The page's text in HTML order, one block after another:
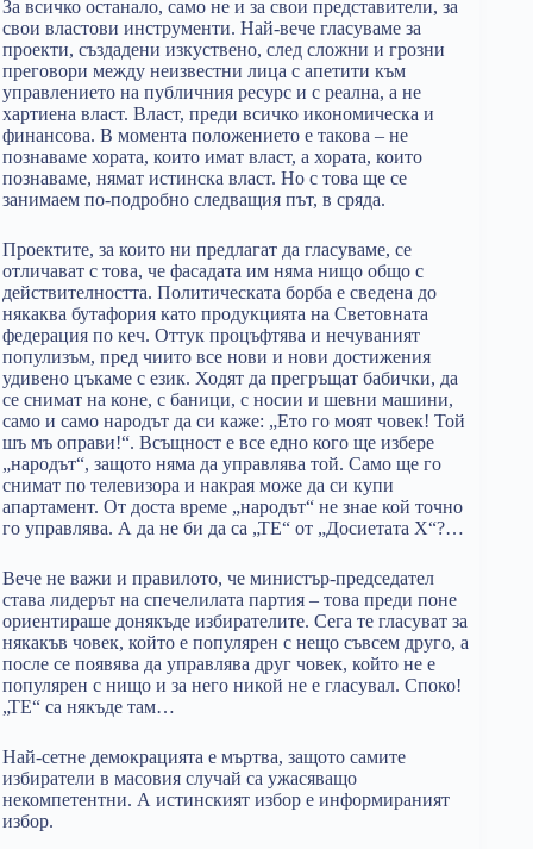
За всичко останало, само не и за свои представители, за
свои властови инструменти. Най-вече гласуваме за
проекти, създадени изкуствено, след сложни и грозни
преговори между неизвестни лица с апетити към
управлението на публичния ресурс и с реална, а не
хартиена власт. Власт, преди всичко икономическа и
финансова. В момента положението е такова – не
познаваме хората, които имат власт, а хората, които
познаваме, нямат истинска власт. Но с това ще се
занимаем по-подробно следващия път, в сряда.
Проектите, за които ни предлагат да гласуваме, се
отличават с това, че фасадата им няма нищо общо с
действителността. Политическата борба е сведена до
някаква бутафория като продукцията на Световната
федерация по кеч. Оттук процъфтява и нечуваният
популизъм, пред чиито все нови и нови достижения
удивено цъкаме с език. Ходят да прегръщат бабички, да
се снимат на коне, с баници, с носии и шевни машини,
само и само народът да си каже: „Ето го моят човек! Той
шъ мъ оправи!“. Всъщност е все едно кого ще избере
„народът“, защото няма да управлява той. Само ще го
снимат по телевизора и накрая може да си купи
апартамент. От доста време „народът“ не знае кой точно
го управлява. А да не би да са „ТЕ“ от „Досиетата Х“?…
Вече не важи и правилото, че министър-председател
става лидерът на спечелилата партия – това преди поне
ориентираше донякъде избирателите. Сега те гласуват за
някакъв човек, който е популярен с нещо съвсем друго, а
после се появява да управлява друг човек, който не е
популярен с нищо и за него никой не е гласувал. Споко!
„ТЕ“ са някъде там…
Най-сетне демокрацията е мъртва, защото самите
избиратели в масовия случай са ужасяващо
некомпетентни. А истинският избор е информираният
избор.